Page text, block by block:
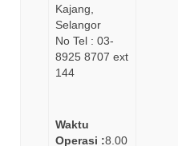
Kajang,
Selangor
No Tel : 03-
8925 8707 ext
144
Waktu
Operasi :8.00